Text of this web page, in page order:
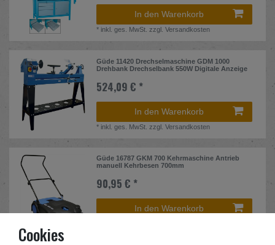
In den Warenkorb
* inkl. ges. MwSt. zzgl.Versandkosten
Güde 11420 Drechselmaschine GDM 1000
Drehbank Drechselbank 550W Digitale Anzeige
524,09 € *
In den Warenkorb
* inkl. ges. MwSt. zzgl.Versandkosten
Güde 16787 GKM 700 Kehrmaschine Antrieb
manuell Kehrbesen 700mm
90,95 € *
In den Warenkorb
Cookies